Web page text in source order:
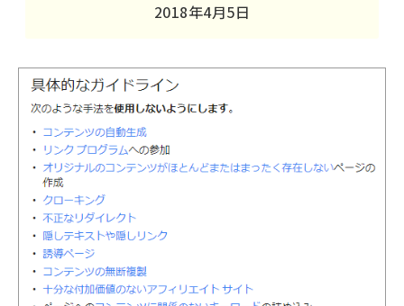
2018年4月5日